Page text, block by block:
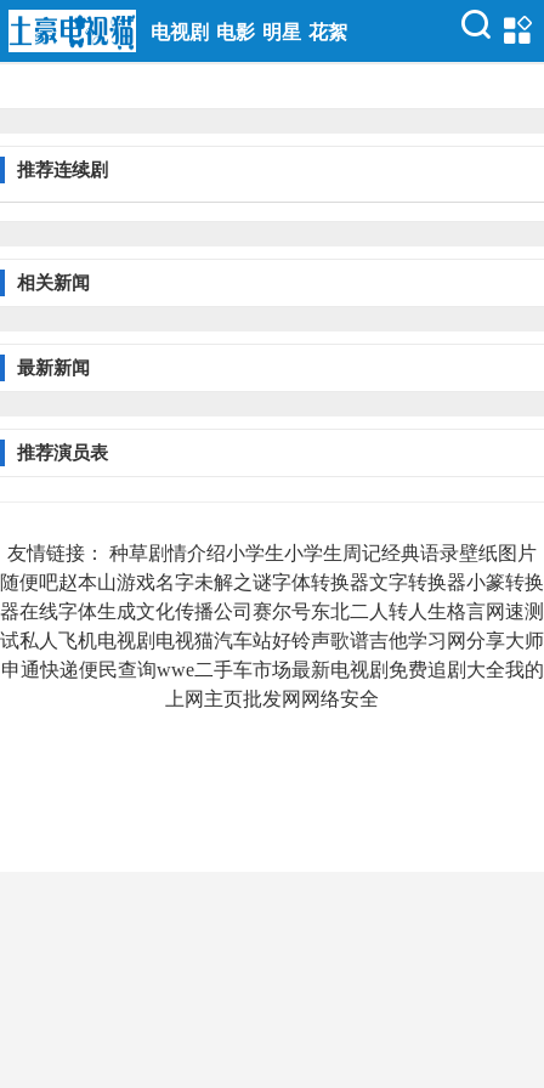
电视剧 电影 明星 花絮
推荐连续剧
相关新闻
最新新闻
推荐演员表
友情链接： 种草剧情介绍小学生小学生周记经典语录壁纸图片
随便吧赵本山游戏名字未解之谜字体转换器文字转换器小篆转换
器在线字体生成文化传播公司 赛尔号东北二人转 人生格言网速测
试私人飞机电视剧 电视猫汽车站好铃声歌谱吉他学习网分享大师
申通快递便民查询wwe二手车市场最新电视剧 免费追剧大全我的
上网主页批发网 网络安全